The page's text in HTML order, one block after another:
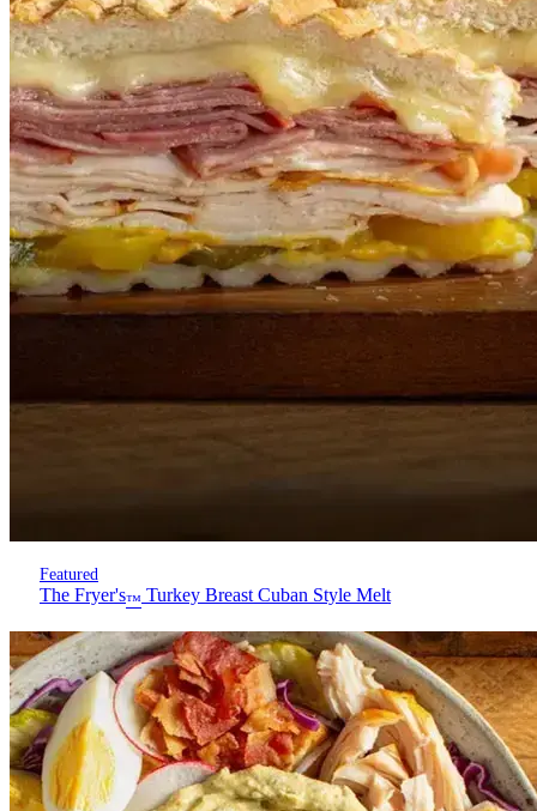
Featured
The Fryer's™ Turkey Breast Cuban Style Melt